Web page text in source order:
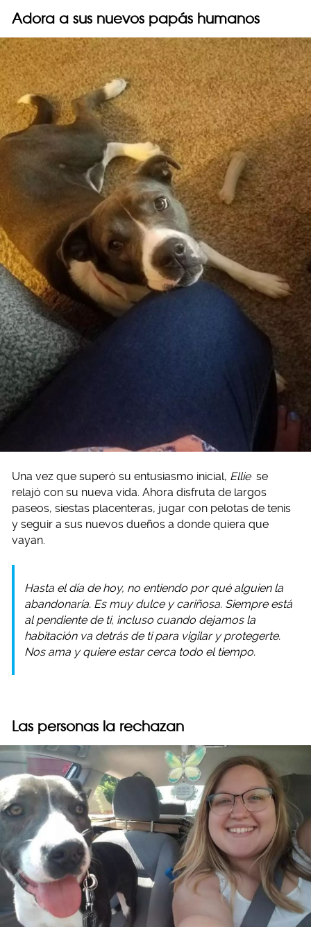
Adora a sus nuevos papás humanos
Una vez que superó su entusiasmo inicial, Ellie se
relajó con su nueva vida. Ahora disfruta de largos
paseos, siestas placenteras, jugar con pelotas de tenis
y seguir a sus nuevos dueños a donde quiera que
vayan.
Hasta el día de hoy, no entiendo por qué alguien la
abandonaría. Es muy dulce y cariñosa. Siempre está
al pendiente de ti, incluso cuando dejamos la
habitación va detrás de ti para vigilar y protegerte.
Nos ama y quiere estar cerca todo el tiempo.
Las personas la rechazan